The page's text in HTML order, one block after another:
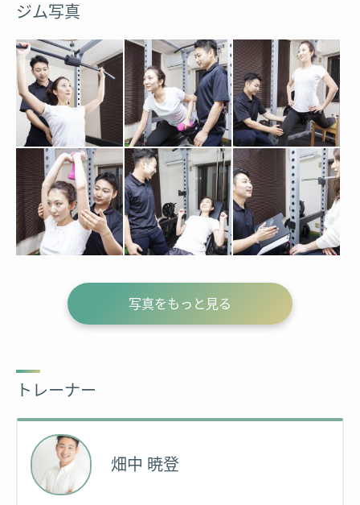
ジム写真
写真をもっと見る
トレーナー
畑中 暁登